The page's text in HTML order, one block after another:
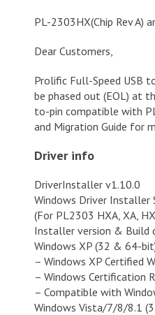
PL-2303HX(Chip Rev A)
Dear Customers,
Prolific Full-Speed USB
be phased out (EOL) at
to-pin compatible with
and Migration Guide for
Driver info
DriverInstaller v1.10.0
Windows Driver Installer
(For PL2303 HXA, XA,
Installer version & Build
Windows XP (32 & 64-
– Windows XP Certified
– Windows Certification
– Compatible with
Windows Vista/7/8/8.1